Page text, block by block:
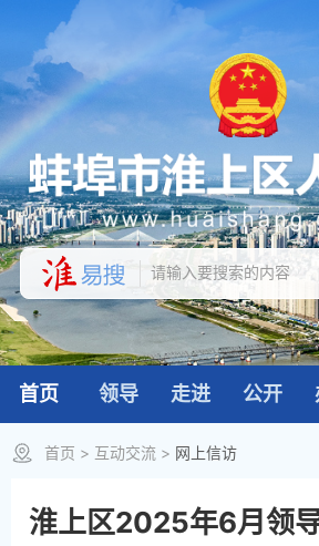
首页 领导 走进 公开
首页 > 互动交流 > 网上信访
淮上区2025年6月领